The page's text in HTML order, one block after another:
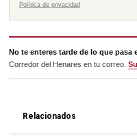
Política de privacidad
No te enteres tarde de lo que pasa
Corredor del Henares en tu correo.
Relacionados